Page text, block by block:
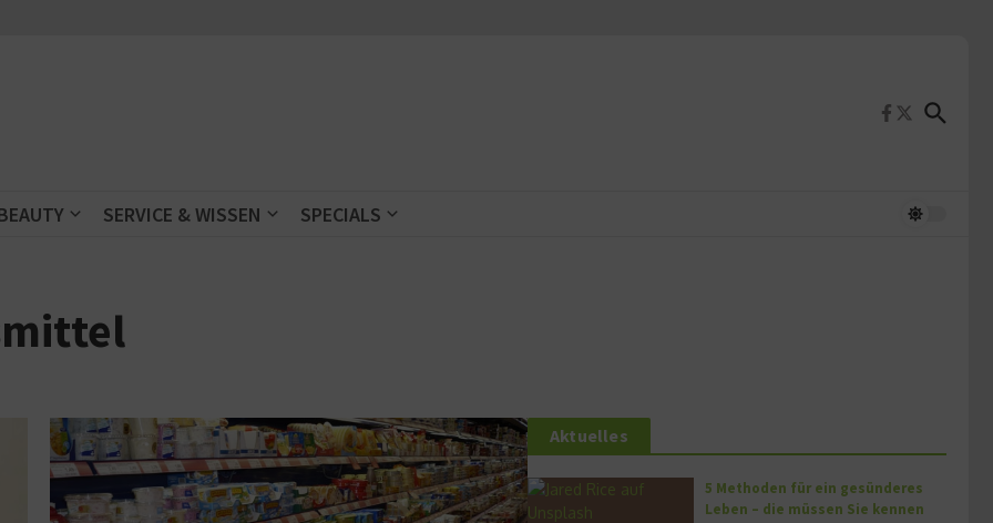
SERVICE & WISSEN SPECIALS
Aktuelles
5 Methoden für ein gesünderes
Leben – die müssen Sie kennen